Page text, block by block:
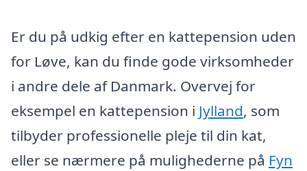
Er du på udkig efter en kattepension uden
for Løve, kan du finde gode virksomheder
i andre dele af Danmark. Overvej for
eksempel en kattepension i Jylland, som
tilbyder professionelle pleje til din kat,
eller se nærmere på mulighederne på Fyn